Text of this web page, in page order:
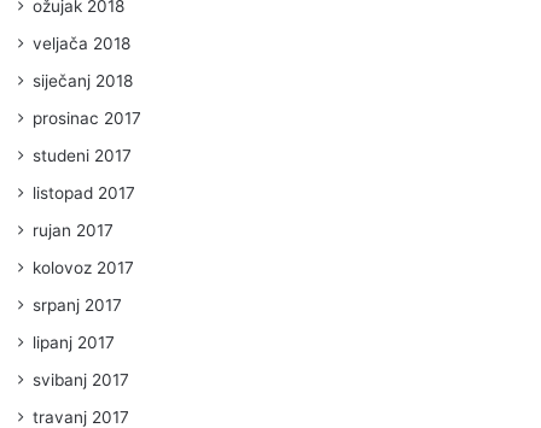
ožujak 2018
veljača 2018
siječanj 2018
prosinac 2017
studeni 2017
listopad 2017
rujan 2017
kolovoz 2017
srpanj 2017
lipanj 2017
svibanj 2017
travanj 2017